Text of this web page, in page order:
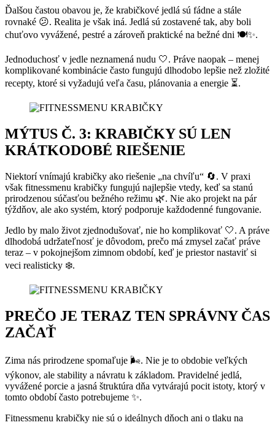
Ďalšou častou obavou je, že krabičkové jedlá sú fádne a stále
rovnaké 😕. Realita je však iná. Jedlá sú zostavené tak, aby boli
chuťovo vyvážené, pestré a zároveň praktické na bežné dni 🍽️✨.
Jednoduchosť v jedle neznamená nudu 🤍. Práve naopak – menej
komplikované kombinácie často fungujú dlhodobo lepšie než zložité
recepty, ktoré si vyžadujú veľa času, plánovania a energie ⏳.
MÝTUS Č. 3: KRABIČKY SÚ LEN
KRÁTKODOBÉ RIEŠENIE
Niektorí vnímajú krabičky ako riešenie „na chvíľu“ 🔄. V praxi
však fitnessmenu krabičky fungujú najlepšie vtedy, keď sa stanú
prirodzenou súčasťou bežného režimu 🌿. Nie ako projekt na pár
týždňov, ale ako systém, ktorý podporuje každodenné fungovanie.
Jedlo by malo život zjednodušovať, nie ho komplikovať 🤍. A práve
dlhodobá udržateľnosť je dôvodom, prečo má zmysel začať práve
teraz – v pokojnejšom zimnom období, keď je priestor nastaviť si
veci realisticky ❄️.
PREČO JE TERAZ TEN SPRÁVNY ČAS
ZAČAŤ
Zima nás prirodzene spomaľuje 🌬️. Nie je to obdobie veľkých
výkonov, ale stability a návratu k základom. Pravidelné jedlá,
vyvážené porcie a jasná štruktúra dňa vytvárajú pocit istoty, ktorý v
tomto období často potrebujeme ✨.
Fitnessmenu krabičky nie sú o ideálnych dňoch ani o tlaku na